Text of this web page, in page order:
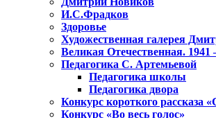
И.С.Фрадков
Здоровье
Художественная галерея
Великая Отечественная.
Педагогика С. Артемьевой
Педагогика школы
Педагогика двора
Конкурс короткого рассказа
Конкурс «Во весь голос»